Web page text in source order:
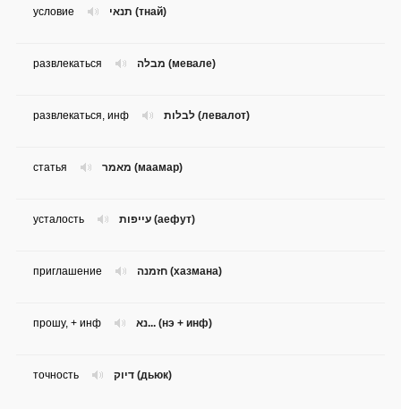
תנאי (тнай) условие
מבלה (мевале) развлекаться
לבלות (левалот) развлекаться, инф
מאמר (маамар) статья
עייפות (аефут) усталость
חזמנה (хазмана) приглашение
נא... (нэ + инф) прошу, + инф
דיוק (дьюк) точность